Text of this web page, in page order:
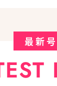
最新号